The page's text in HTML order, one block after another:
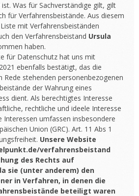
Was für Sachverständige gilt, gilt
für Verfahrensbeistände. Aus diesem
mit Verfahrensbeiständen
den Verfahrensbeistand Ursula
haben.
für Datenschutz hat uns mit
ebenfalls bestätigt, das die
Rede stehenden personenbezogenen
der Wahrung eines
dient. Als berechtigtes Interesse
rechtliche und ideele Interesse
Interessen umfassen insbesondere
Union (GRC). Art. 11 Abs 1
Unsere Website
verfahrensbeistand
des Rechts auf
sie (unter anderem) den
in Verfahren, in denen die
beteiligt waren